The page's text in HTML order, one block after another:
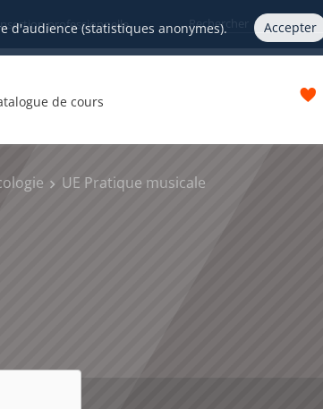
d'audience (statistiques anonymes). Accepter
professionnelle
de cours
UE Pratique musicale